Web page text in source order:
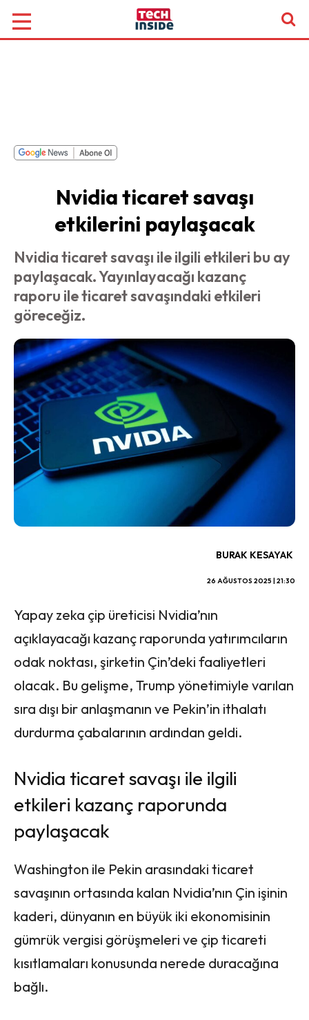
Nvidia ticaret savaşı
etkilerini paylaşacak
Nvidia ticaret savaşı ile ilgili etkileri bu ay
paylaşacak. Yayınlayacağı kazanç
raporu ile ticaret savaşındaki etkileri
göreceğiz.
BURAK KESAYAK
26 AĞUSTOS 2025 | 21:30
Yapay zeka çip üreticisi Nvidia’nın
açıklayacağı kazanç raporunda yatırımcıların
odak noktası, şirketin Çin’deki faaliyetleri
olacak. Bu gelişme, Trump yönetimiyle varılan
sıra dışı bir anlaşmanın ve Pekin’in ithalatı
durdurma çabalarının ardından geldi.
Nvidia ticaret savaşı ile ilgili
etkileri kazanç raporunda
paylaşacak
Washington ile Pekin arasındaki ticaret
savaşının ortasında kalan Nvidia’nın Çin işinin
kaderi, dünyanın en büyük iki ekonomisinin
gümrük vergisi görüşmeleri ve çip ticareti
kısıtlamaları konusunda nerede duracağına
bağlı.